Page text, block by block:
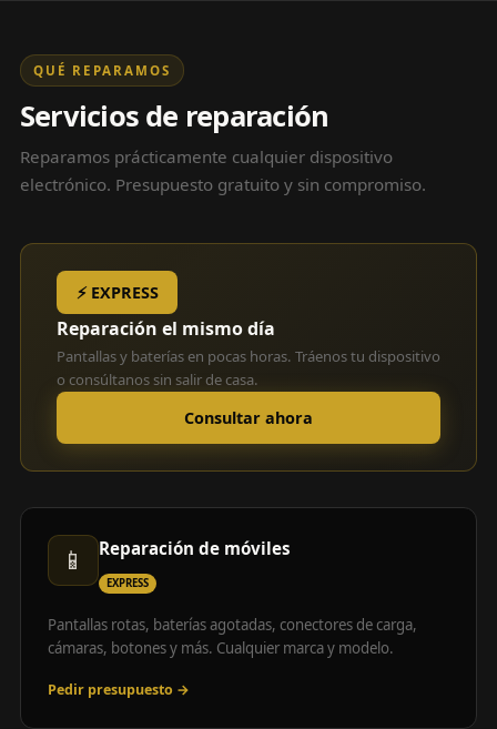
QUÉ REPARAMOS
Servicios de reparación
Reparamos prácticamente cualquier dispositivo
electrónico. Presupuesto gratuito y sin compromiso.
⚡ EXPRESS
Reparación el mismo día
Pantallas y baterías en pocas horas. Tráenos tu dispositivo
o consúltanos sin salir de casa.
Consultar ahora
📱 Reparación de móviles
EXPRESS
Pantallas rotas, baterías agotadas, conectores de carga,
cámaras, botones y más. Cualquier marca y modelo.
Pedir presupuesto →